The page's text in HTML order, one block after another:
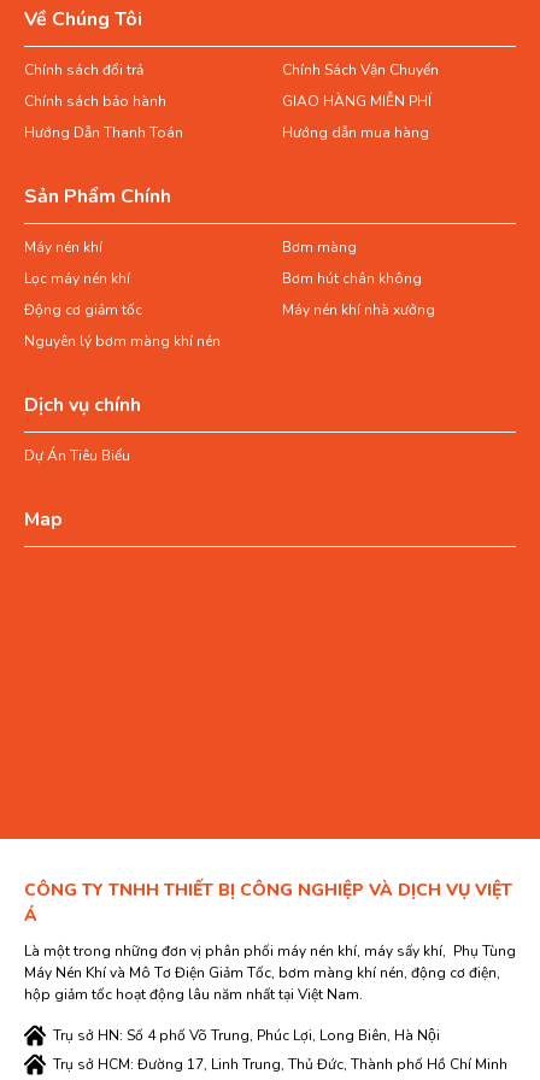
Về Chúng Tôi
Chính sách đổi trả
Chính Sách Vận Chuyển
Chính sách bảo hành
GIAO HÀNG MIỄN PHÍ
Hướng Dẫn Thanh Toán
Hướng dẫn mua hàng
Sản Phẩm Chính
Máy nén khí
Bơm màng
Lọc máy nén khí
Bơm hút chân không
Động cơ giảm tốc
Máy nén khí nhà xưởng
Nguyên lý bơm màng khí nén
Dịch vụ chính
Dự Án Tiêu Biểu
Map
CÔNG TY TNHH THIẾT BỊ CÔNG NGHIỆP VÀ DỊCH VỤ VIỆT
Á
Là một trong những đơn vị phân phối máy nén khí, máy sấy khí, Phụ Tùng
Máy Nén Khí và Mô Tơ Điện Giảm Tốc, bơm màng khí nén, động cơ điện,
hộp giảm tốc hoạt động lâu năm nhất tại Việt Nam.
Trụ sở HN: Số 4 phố Võ Trung, Phúc Lợi, Long Biên, Hà Nội
Trụ sở HCM: Đường 17, Linh Trung, Thủ Đức, Thành phố Hồ Chí Minh